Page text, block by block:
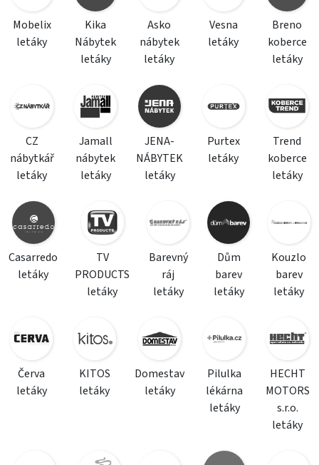
Mobelix
letáky
Kika
Nábytek
letáky
Asko
nábytek
letáky
Vesna
letáky
Breno
koberce
letáky
CZ
nábytkář
letáky
Jamall
nábytek
letáky
JENA-
NÁBYTEK
letáky
Purtex
letáky
Trend
koberce
letáky
Casarredo
letáky
TV
PRODUCTS
letáky
Barevný
ráj
letáky
Dům
barev
letáky
Kouzlo
barev
letáky
Červa
letáky
KITOS
letáky
Domestav
letáky
Pilulka
lékárna
letáky
HECHT
MOTORS
s.r.o.
letáky